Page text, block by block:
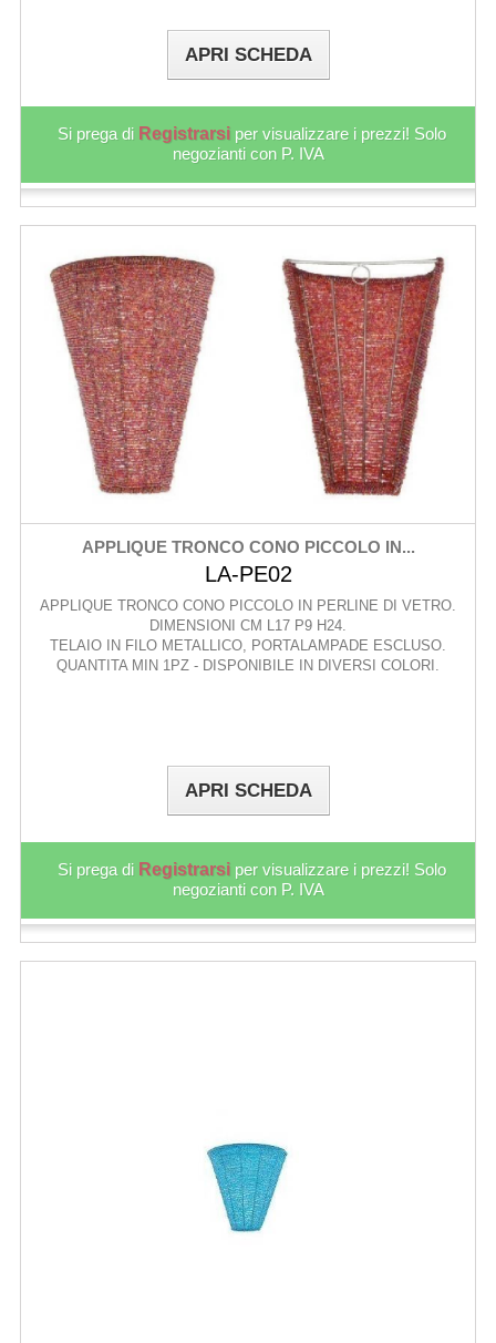
APRI SCHEDA
Si prega di Registrarsi per visualizzare i prezzi! Solo
negozianti con P. IVA
APPLIQUE TRONCO CONO PICCOLO IN...
LA-PE02
APPLIQUE TRONCO CONO PICCOLO IN PERLINE DI VETRO.
DIMENSIONI CM L17 P9 H24.
TELAIO IN FILO METALLICO, PORTALAMPADE ESCLUSO.
QUANTITA MIN 1PZ - DISPONIBILE IN DIVERSI COLORI.
APRI SCHEDA
Si prega di Registrarsi per visualizzare i prezzi! Solo
negozianti con P. IVA